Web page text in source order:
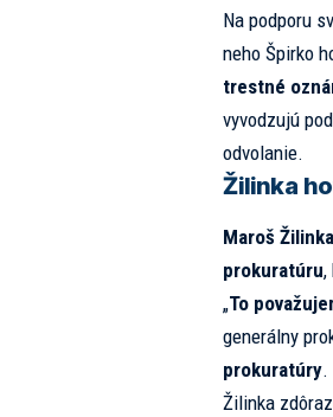
Na podporu
neho Špirko
trestné
vyvodzujú
odvolanie.
Žilinka
Maroš Žilinka
prokuratúru,
„To
generálny
prokuratúry.
Žilinka